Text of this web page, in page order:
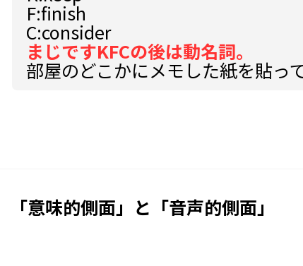
F:finish
C:consider
まじですKFCの後は動名詞。
部屋のどこかにメモした紙を貼っ
「意味的側面」と「音声的側面」